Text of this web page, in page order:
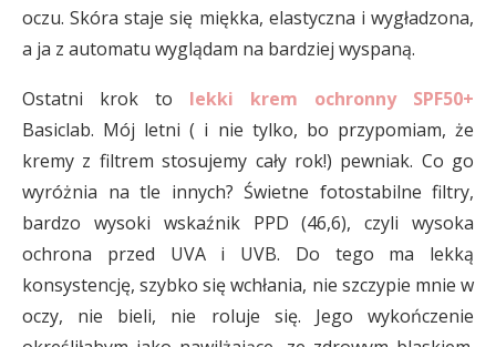
oczu. Skóra staje się miękka, elastyczna i wygładzona,
a ja z automatu wyglądam na bardziej wyspaną.
Ostatni krok to lekki krem ochronny SPF50+
Basiclab. Mój letni ( i nie tylko, bo przypomiam, że
kremy z filtrem stosujemy cały rok!) pewniak. Co go
wyróżnia na tle innych? Świetne fotostabilne filtry,
bardzo wysoki wskaźnik PPD (46,6), czyli wysoka
ochrona przed UVA i UVB. Do tego ma lekką
konsystencję, szybko się wchłania, nie szczypie mnie w
oczy, nie bieli, nie roluje się. Jego wykończenie